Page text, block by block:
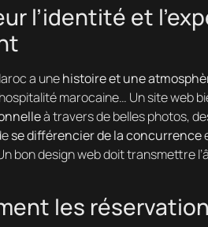
l’identité et
a unehistoire et une
marocaine… Un site web
à travers de belles photos,
se différencier de la concurrence
bon design web doit transmettre
les